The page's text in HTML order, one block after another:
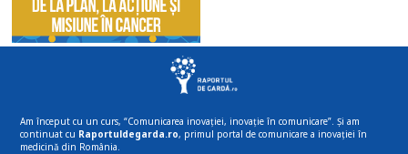
Am început cu un curs, “Comunicarea inovației, inovație în comunicare”. Și am
continuat cu Raportuldegarda.ro, primul portal de comunicare a inovației în
medicină din România.